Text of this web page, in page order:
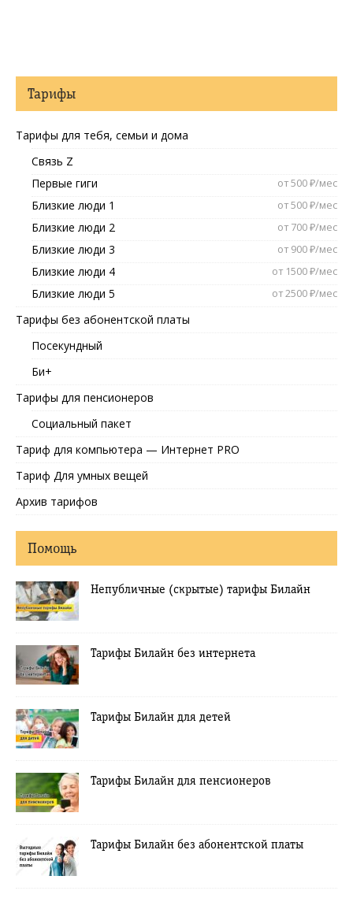
Тарифы
Тарифы для тебя, семьи и дома
Связь Z
Первые гиги
от 500 ₽/мес
Близкие люди 1 от 500 ₽/мес
Близкие люди 2 от 700 ₽/мес
Близкие люди 3 от 900 ₽/мес
Близкие люди 4 от 1500 ₽/мес
Близкие люди 5 от 2500 ₽/мес
Тарифы без абонентской платы
Посекундный
Би+
Тарифы для пенсионеров
Социальный пакет
Тариф для компьютера — Интернет PRO
Тариф Для умных вещей
Архив тарифов
Помощь
Непубличные (скрытые) тарифы Билайн
Тарифы Билайн без интернета
Тарифы Билайн для детей
Тарифы Билайн для пенсионеров
Тарифы Билайн без абонентской платы